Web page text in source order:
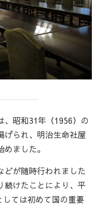
昭和31年（1956）の
げられ、明治生命社屋
ました。
が随時行われました
続けたことにより、平
ては初めて国の重要